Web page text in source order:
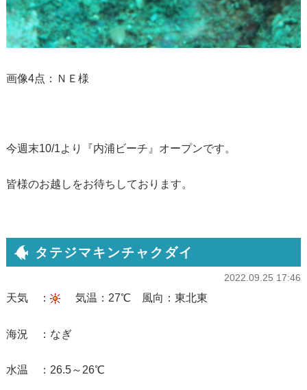
画像4点：ＮＥ様
今週末10/1より『内浦ビーチ』オープンです。
皆様のお越しをお待ちしております。
タテジマキンチャクダイ
2022.09.25 17:46
天気 ： 気温：27℃ 風向：東北東
海況 ：なぎ
水温 ：26.5～26℃